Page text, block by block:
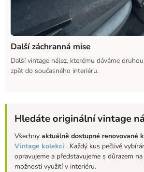
Další záchranná mise
Další vintage nález, kterému dáváme
zpět do současného interiéru.
Hledáte originální vintage
Všechny aktuálně dostupné renovované
Vintage kolekci . Každý kus pečlivě
opravujeme a představujeme s důrazem
možnosti využití v interiéru.